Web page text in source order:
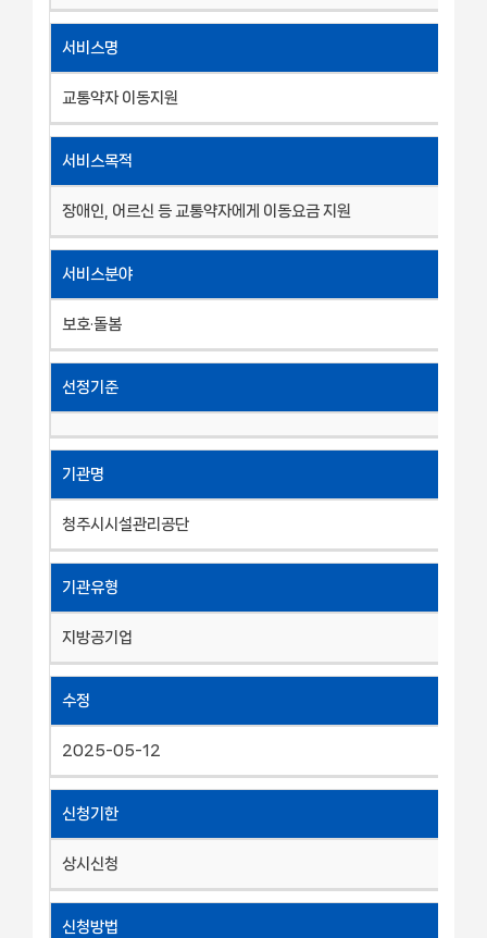
서비스명
교통약자 이동지원
서비스목적
장애인, 어르신 등 교통약자에게 이동요금 지원
서비스분야
보호·돌봄
선정기준
기관명
청주시시설관리공단
기관유형
지방공기업
수정
2025-05-12
신청기한
상시신청
신청방법